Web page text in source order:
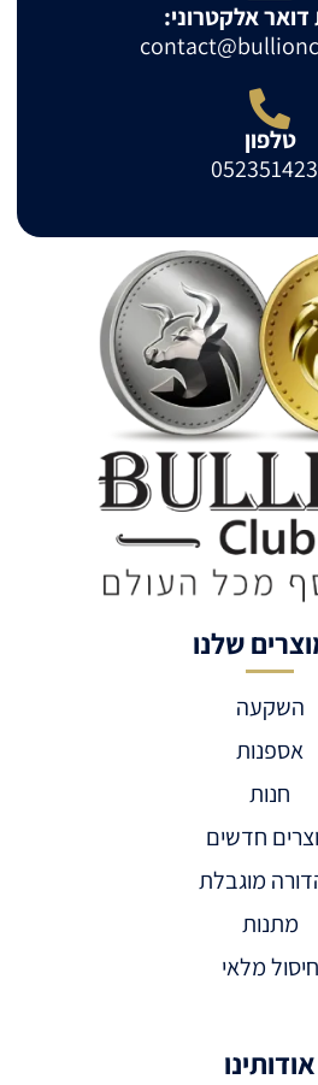
אלקטרוני:
טלפון
שלנו
השקעה
אספנות
חנות
חדשים
מוגבלת
מתנות
חיסול מלאי
אודותינו